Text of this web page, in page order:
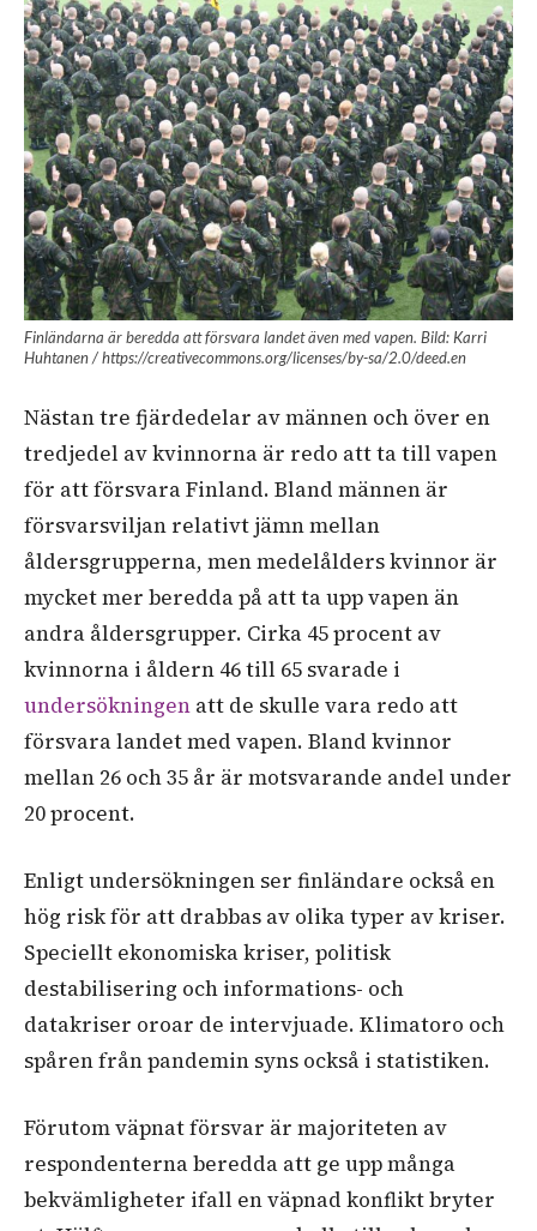
Finländarna är beredda att försvara landet även med vapen. Bild: Karri
Huhtanen / https://creativecommons.org/licenses/by-sa/2.0/deed.en
Nästan tre fjärdedelar av männen och över en
tredjedel av kvinnorna är redo att ta till vapen
för att försvara Finland. Bland männen är
försvarsviljan relativt jämn mellan
åldersgrupperna, men medelålders kvinnor är
mycket mer beredda på att ta upp vapen än
andra åldersgrupper. Cirka 45 procent av
kvinnorna i åldern 46 till 65 svarade i
undersökningen att de skulle vara redo att
försvara landet med vapen. Bland kvinnor
mellan 26 och 35 år är motsvarande andel under
20 procent.
Enligt undersökningen ser finländare också en
hög risk för att drabbas av olika typer av kriser.
Speciellt ekonomiska kriser, politisk
destabilisering och informations- och
datakriser oroar de intervjuade. Klimatoro och
spåren från pandemin syns också i statistiken.
Förutom väpnat försvar är majoriteten av
respondenterna beredda att ge upp många
bekvämligheter ifall en väpnad konflikt bryter